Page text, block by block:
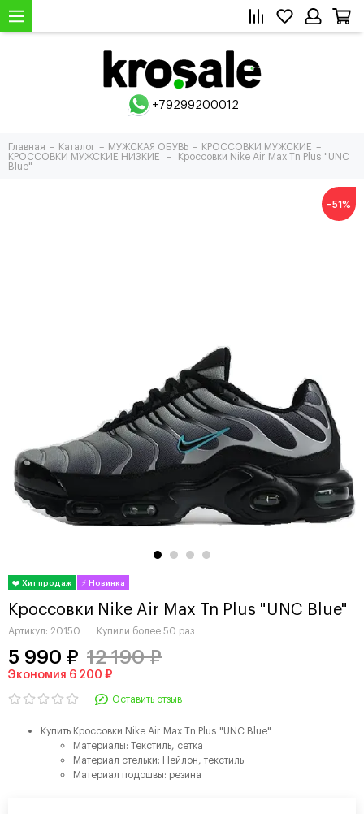
+79299200012
Главная Каталог МУЖСКАЯ ОБУВЬ КРОССОВКИ МУЖСКИЕ
КРОССОВКИ МУЖСКИЕ НИЗКИЕ Кроссовки Nike Air Max Tn Plus "UNC
Blue"
−51%
Кроссовки Nike Air Max Tn Plus "UNC Blue"
Артикул: 20150 Купили более50 раз
5 990 ₽ 12 190 ₽
Экономия 6 200 ₽
Оставить отзыв
Купить Кроссовки Nike Air Max Tn Plus "UNC Blue"
Материалы: Текстиль, сетка
Материал стельки: Нейлон, текстиль
Материал подошвы: резина